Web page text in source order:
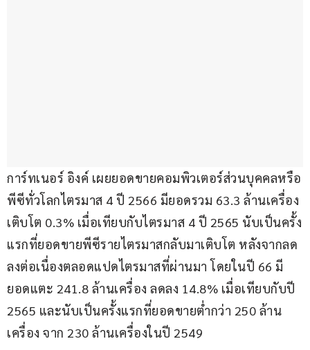
การ์ทเนอร์ อิงค์ เผยยอดขายคอมพิวเตอร์ส่วนบุคคลหรือ
พีซีทั่วโลกไตรมาส 4 ปี 2566 มียอดรวม 63.3 ล้านเครื่อง
เติบโต 0.3% เมื่อเทียบกับไตรมาส 4 ปี 2565 นับเป็นครั้ง
แรกที่ยอดขายพีซีรายไตรมาสกลับมาเติบโต หลังจากลด
ลงต่อเนื่องตลอดแปดไตรมาสที่ผ่านมา โดยในปี 66 มี
ยอดแตะ 241.8 ล้านเครื่อง ลดลง 14.8% เมื่อเทียบกับปี
2565 และนับเป็นครั้งแรกที่ยอดขายต่ำกว่า 250 ล้าน
เครื่อง จาก 230 ล้านเครื่องในปี 2549